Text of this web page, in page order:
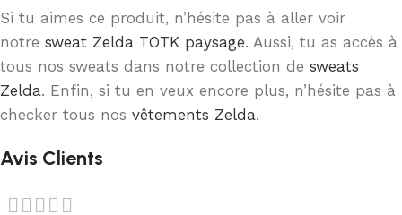
Si tu aimes ce produit, n’hésite pas à aller voir
notre sweat Zelda TOTK paysage. Aussi, tu as accès à
tous nos sweats dans notre collection de sweats
Zelda. Enfin, si tu en veux encore plus, n’hésite pas à
checker tous nos vêtements Zelda.
Avis Clients